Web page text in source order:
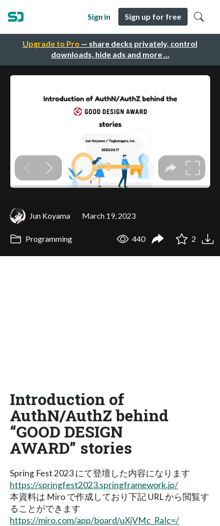
Upgrade to Pro — share decks privately, control
downloads, hide ads and more …
Sign in Sign up for free
Jun Koyama March 19, 2023
Programming 440 2
Introduction of
AuthN/AuthZ behind
“GOOD DESIGN
AWARD” stories
Spring Fest 2023 にて登壇した内容になります
https://springfest2023.springframework.jp/
本資料は Miro で作成しており下記 URL から閲覧す
ることができます
https://miro.com/app/board/uXjVMc_RaIc=/